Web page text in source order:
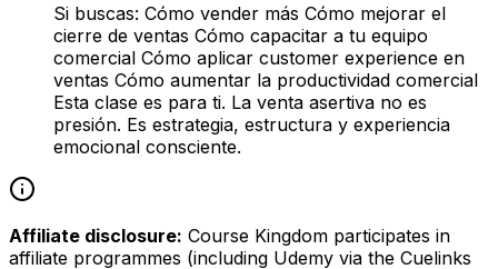
Si buscas: Cómo vender más Cómo mejorar el
cierre de ventas Cómo capacitar a tu equipo
comercial Cómo aplicar customer experience en
ventas Cómo aumentar la productividad comercial
Esta clase es para ti. La venta asertiva no es
presión. Es estrategia, estructura y experiencia
emocional consciente.
Affiliate disclosure: Course Kingdom participates in
affiliate programmes (including Udemy via the Cuelinks